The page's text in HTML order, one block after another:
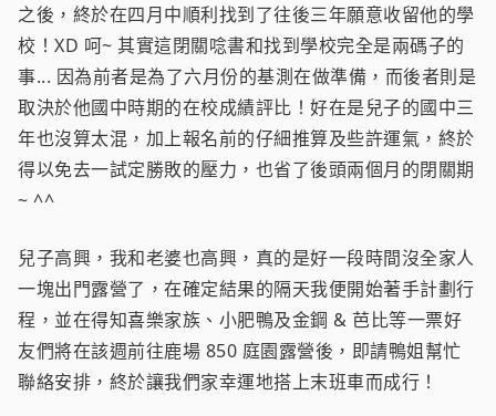
之後，終於在四月中順利找到了往後三年願意收留他的學
校！XD 呵~ 其實這閉關唸書和找到學校完全是兩碼子的
事... 因為前者是為了六月份的基測在做準備，而後者則是
取決於他國中時期的在校成績評比！好在是兒子的國中三
年也沒算太混，加上報名前的仔細推算及些許運氣，終於
得以免去一試定勝敗的壓力，也省了後頭兩個月的閉關期
~ ^^
兒子高興，我和老婆也高興，真的是好一段時間沒全家人
一塊出門露營了，在確定結果的隔天我便開始著手計劃行
程，並在得知喜樂家族、小肥鴨及金鋼 & 芭比等一票好
友們將在該週前往鹿場 850 庭園露營後，即請鴨姐幫忙
聯絡安排，終於讓我們家幸運地搭上末班車而成行！